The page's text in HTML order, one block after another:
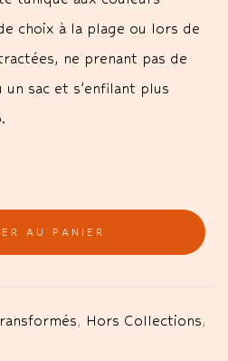
choix à la plage ou lors de
ne prenant pas de
un sac et s’enfilant plus
AU PANIER
, Hors Collections,